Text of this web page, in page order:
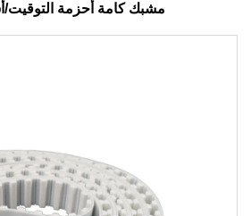
مشبك كامة أحزمة التوقيت/